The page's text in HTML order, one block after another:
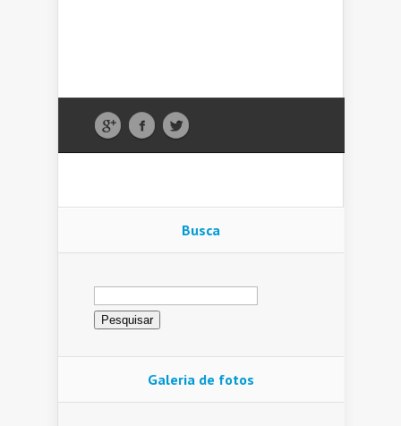
Busca
Pesquisar
por:
Galeria de fotos